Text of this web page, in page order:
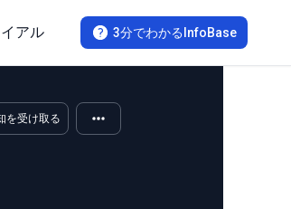
3分でわかるInfoBase
アル
を受け取る